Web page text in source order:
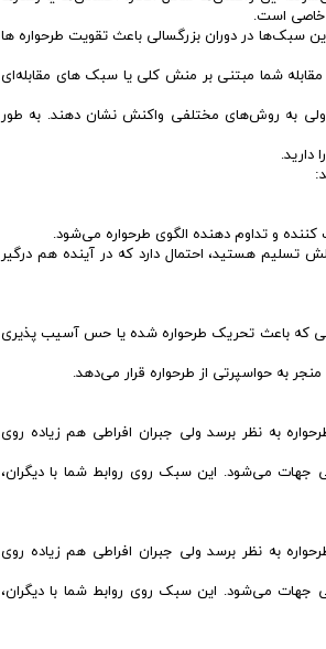
خاصی است.
سبک‌ها در دوران بزرگسالی باعث تقویت طرحواره ها
شما مبتنی بر منش کلی یا سبک های مقابله‌ای
ولی به روش‌های مختلفی واکنش نشان دهند. به طور
دارید.
و تداوم دهنده الگوی طرحواره می‌شود.
تسلیم هستید، احتمال دارد که در آینده هم درگیر
که باعث تحریک طرحواره شده یا حس آسیب پذیری
به حواسپرتی از طرحواره قرار می‌دهد.
به نظر برسد ولی جبران افراطی هم زیاده روی
جهات می‌شود. این سبک روی روابط شما با دیگران،
به نظر برسد ولی جبران افراطی هم زیاده روی
جهات می‌شود. این سبک روی روابط شما با دیگران،